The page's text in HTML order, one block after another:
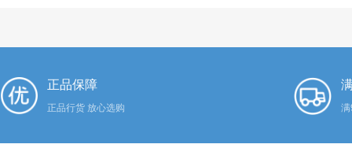
正品保障
正品行货 放心选购